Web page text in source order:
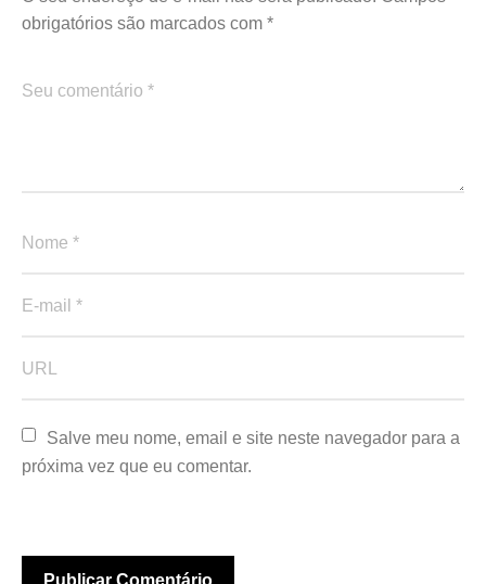
obrigatórios são marcados com *
Salve meu nome, email e site neste navegador para a
próxima vez que eu comentar.